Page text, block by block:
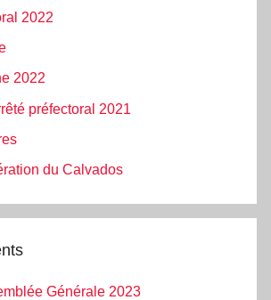
2022
2022
préfectoral 2021
du Calvados
Générale 2023